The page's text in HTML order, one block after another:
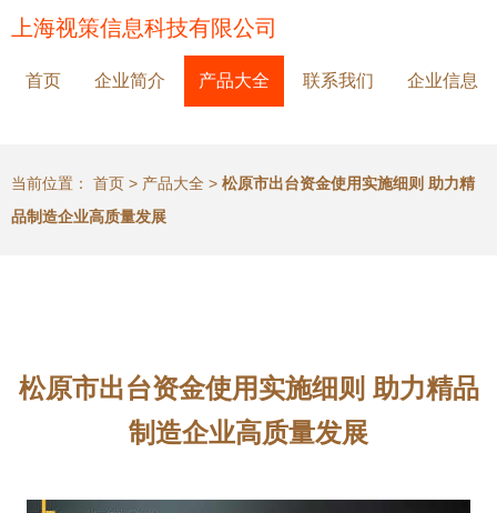
上海视策信息科技有限公司
首页 企业简介 产品大全 联系我们 企业信息
当前位置： 首页 > 产品大全 > 松原市出台资金使用实施细则 助力精
品制造企业高质量发展
松原市出台资金使用实施细则 助力精品
制造企业高质量发展